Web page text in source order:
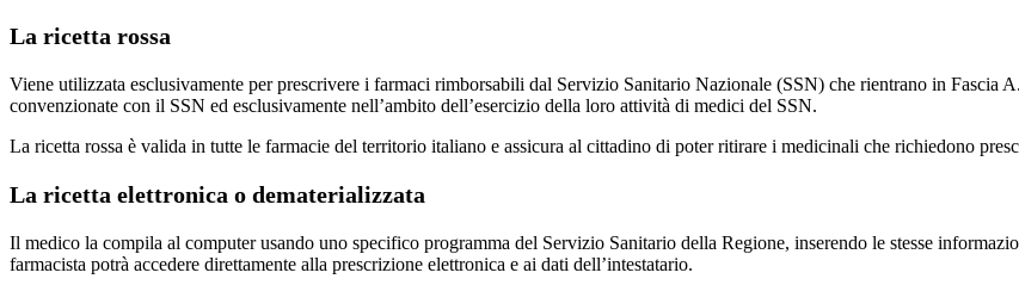
La ricetta rossa
Viene utilizzata esclusivamente per prescrivere i farmaci rimborsabili dal Servizio Sanitario Nazionale (SSN) che rientrano in Fascia
convenzionate con il SSN ed esclusivamente nell’ambito dell’esercizio della loro attività di medici del SSN.
La ricetta rossa è valida in tutte le farmacie del territorio italiano e assicura al cittadino di poter ritirare i medicinali che richiedono
La ricetta elettronica o dematerializzata
Il medico la compila al computer usando uno specifico programma del Servizio Sanitario della Regione, inserendo le stesse
farmacista potrà accedere direttamente alla prescrizione elettronica e ai dati dell’intestatario.